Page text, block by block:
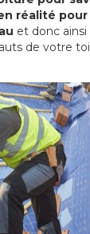
réalité pour
et donc ainsi
de votre